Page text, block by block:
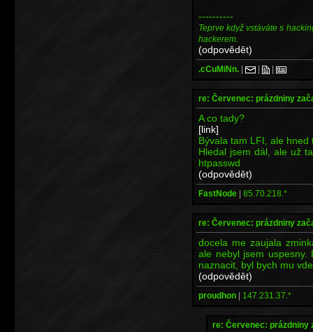
----------
Teprve když vstáváte s
hackerem.
(odpovědět)
.cCuMiNn. | | |
re: Červenec: prázdniny
A co tady?
[link]
Bývala tam LFI, ale hned
Hledal jsem dál, ale už
htpasswd
(odpovědět)
FastNode | 85.70.218.*
re: Červenec: prázdniny
docela me zaujala
ale nebyl jsem uspesny.
naznacit, byl bych mu
(odpovědět)
proudhon | 147.231.37.*
re: Červenec: prázdniny